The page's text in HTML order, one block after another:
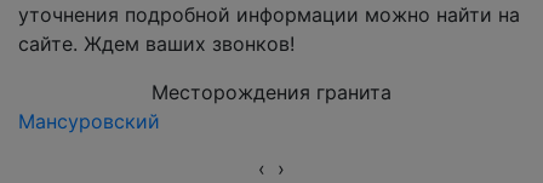
уточнения подробной информации можно найти на
сайте. Ждем ваших звонков!
Месторождения гранита
Мансуровский
‹ ›